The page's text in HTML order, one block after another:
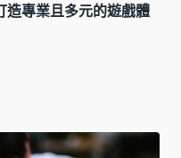
造專業且多元的遊戲體